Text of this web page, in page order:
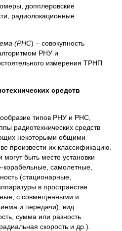
допплеровские
радиолокационные
(РНС) – совокупность
РНУ и
измерения ТРНП
средств
типов РНУ и РНС,
радиотехнических средств
некоторыми общими
произвести их классификацию.
быть место установки
самолетные,
(стационарные,
в пространстве
с совмещенными и
и передачи); вид
сумма или разность
скорость и др.).